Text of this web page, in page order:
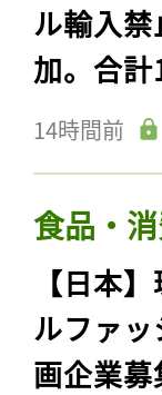
ル輸入
加。合
14時間前
食品・
【日本
ルファ
画企業